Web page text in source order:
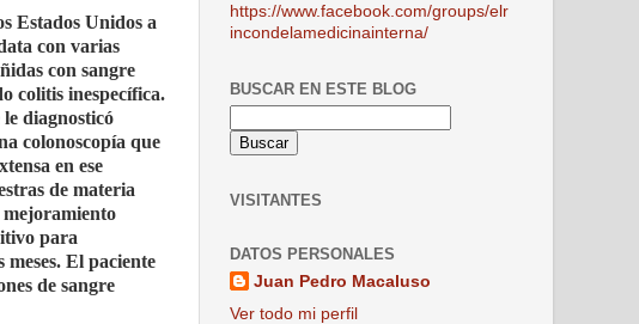
Estados Unidos a
con varias
con sangre
colitis inespecífica.
diagnosticó
colonoscopía que
en ese
de materia
mejoramiento
para
El paciente
de sangre
https://www.facebook.com/groups/elr
incondelamedicinainterna/
BUSCAR EN ESTE BLOG
VISITANTES
DATOS PERSONALES
Juan Pedro Macaluso
Ver todo mi perfil